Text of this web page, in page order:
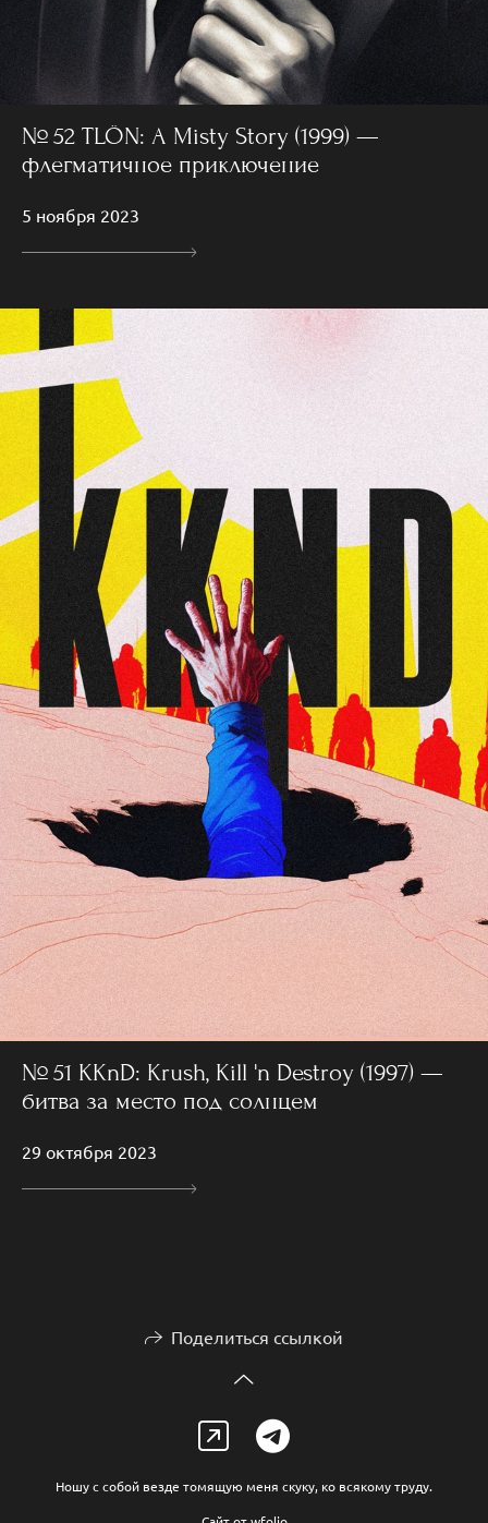
№ 52 TLÖN: A Misty Story (1999) —
флегматичное приключение
5 ноября 2023
№ 51 KKnD: Krush, Kill 'n Destroy (1997) —
битва за место под солнцем
29 октября 2023
Поделиться ссылкой
Ношу с собой везде томящую меня скуку, ко всякому труду.